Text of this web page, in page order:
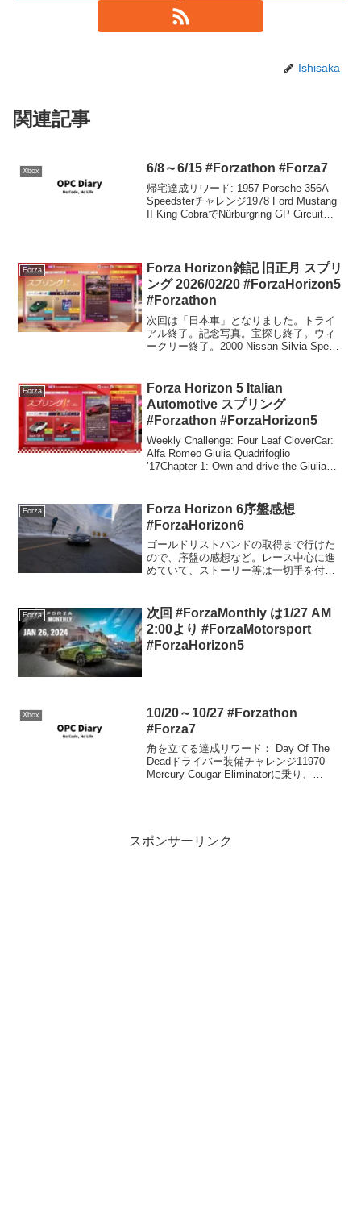
Ishisaka
関連記事
Xbox 6/8～6/15 #Forzathon #Forza7
帰宅達成リワード: 1957 Porsche 356A
Speedsterチャレンジ1978 Ford Mustang
II King CobraでNürburgring GP Circuitで
Forza
Forza Horizon雑記 旧正月 スプリ
ング 2026/02/20 #ForzaHorizon5
#Forzathon
次回は「日本車」となりました。トライ
アル終了。記念写真。宝探し終了。ウィ
ークリー終了。2000 Nissan Silvia Spec-
185 です。20...
Forza
Forza Horizon 5 Italian
Automotive スプリング
#Forzathon #ForzaHorizon5
Weekly Challenge: Four Leaf CloverCar:
Alfa Romeo Giulia Quadrifoglio
’17Chapter 1: Own and drive the Giulia
Forza
Forza Horizon 6序盤感想
#ForzaHorizon6
ゴールドリストバンドの取得まで行けた
ので、序盤の感想など。レース中心に進
めていて、ストーリー等は一切手を付け
ストバンド取得までにかかった時間は
22.7時間余り。ゴールド...
Forza
次回 #ForzaMonthly は1/27 AM
2:00より #ForzaMotorsport
#ForzaHorizon5
Xbox
10/20～10/27 #Forzathon
#Forza7
角を立てる達成リワード： Day Of The
Deadドライバー装備チャレンジ11970
Mercury Cougar Eliminatorに乗り、
スポンサーリンク